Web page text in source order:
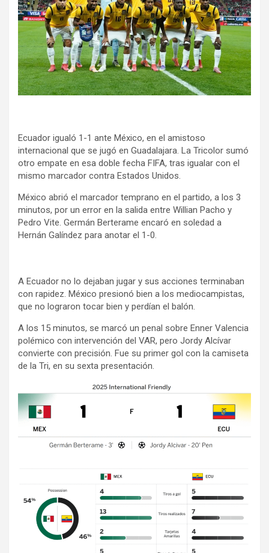
Ecuador igualó 1-1 ante México, en el amistoso
internacional que se jugó en Guadalajara. La Tricolor sumó
otro empate en esa doble fecha FIFA, tras igualar con el
mismo marcador contra Estados Unidos.
México abrió el marcador temprano en el partido, a los 3
minutos, por un error en la salida entre Willian Pacho y
Pedro Vite. Germán Berterame encaró en soledad a
Hernán Galíndez para anotar el 1-0.
A Ecuador no lo dejaban jugar y sus acciones terminaban
con rapidez. México presionó bien a los mediocampistas,
que no lograron tocar bien y perdían el balón.
A los 15 minutos, se marcó un penal sobre Enner Valencia
polémico con intervención del VAR, pero Jordy Alcívar
convierte con precisión. Fue su primer gol con la camiseta
de la Tri, en su sexta presentación.